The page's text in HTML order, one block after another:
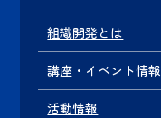
組織開発とは
講座・イベント情報
活動情報